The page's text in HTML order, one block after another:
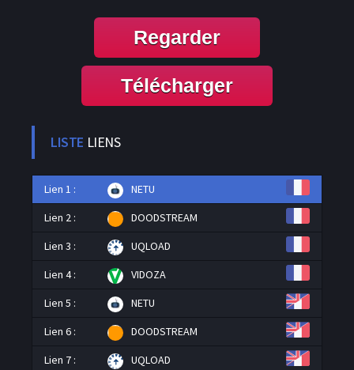
Regarder
Télécharger
LISTE LIENS
Lien 1 :
NETU
Lien 2 :
DOODSTREAM
Lien 3 :
UQLOAD
Lien 4 :
VIDOZA
Lien 5 :
NETU
Lien 6 :
DOODSTREAM
Lien 7 :
UQLOAD